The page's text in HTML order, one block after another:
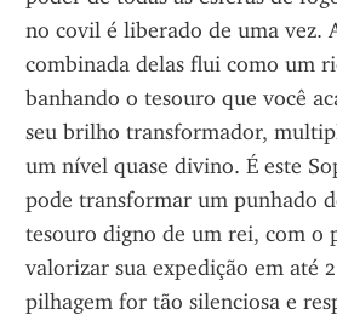
no covil é liberado de uma vez.
combinada delas flui como um
banhando o tesouro que você
seu brilho transformador,
um nível quase divino. É este
pode transformar um punhado
tesouro digno de um rei, com o
valorizar sua expedição em até
pilhagem for tão silenciosa e